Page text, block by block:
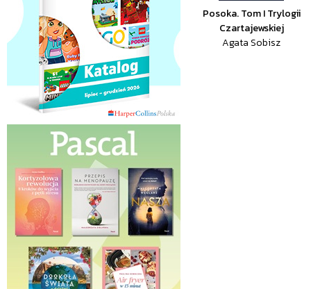
Posoka. Tom I Trylogii
Czartajewskiej
Agata Sobisz